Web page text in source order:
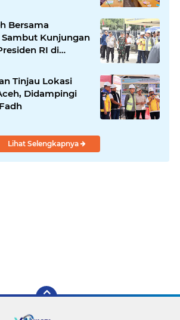
Bersama
Kunjungan
RI di
Tinjau Lokasi
Didampingi
Lihat Selengkapnya